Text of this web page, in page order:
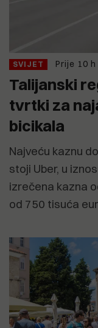
SVIJET Prije 10 h
Talijanski
tvrtki za
bicikala
Najveću kaznu
stoji Uber, u
izrečena kazna
od 750 tisuća